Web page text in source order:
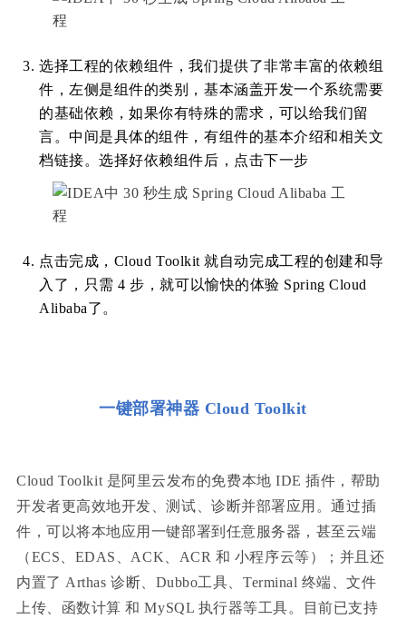
选择工程的依赖组件，我们提供了非常丰富的依赖组
件，左侧是组件的类别，基本涵盖开发一个系统需要
的基础依赖，如果你有特殊的需求，可以给我们留
言。中间是具体的组件，有组件的基本介绍和相关文
档链接。选择好依赖组件后，点击下一步
点击完成，Cloud Toolkit 就自动完成工程的创建和导
入了，只需 4 步，就可以愉快的体验 Spring Cloud
Alibaba了。
一键部署神器 Cloud Toolkit
Cloud Toolkit 是阿里云发布的免费本地 IDE 插件，帮助
开发者更高效地开发、测试、诊断并部署应用。通过插
件，可以将本地应用一键部署到任意服务器，甚至云端
（ECS、EDAS、ACK、ACR 和 小程序云等）；并且还
内置了 Arthas 诊断、Dubbo工具、Terminal 终端、文件
上传、函数计算 和 MySQL 执行器等工具。目前已支持